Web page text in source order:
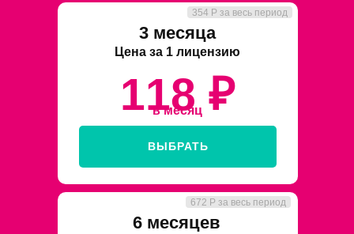
ВЫБРАТЬ
354 Р за весь период
в месяц
3 месяца
118 ₽
Цена за 1 лицензию
672 Р за весь период
6 месяцев